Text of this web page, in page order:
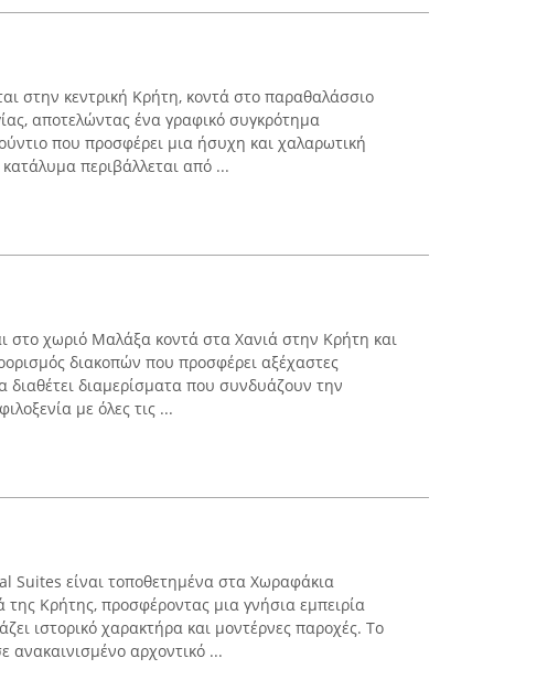
στην κεντρική Κρήτη, κοντά στο παραθαλάσσιο
αποτελώντας ένα γραφικό συγκρότημα
που προσφέρει μια ήσυχη και χαλαρωτική
περιβάλλεται από ...
στο χωριό Μαλάξα κοντά στα Χανιά στην Κρήτη και
διακοπών που προσφέρει αξέχαστες
διαθέτει διαμερίσματα που συνδυάζουν την
με όλες τις ...
Suites είναι τοποθετημένα στα Χωραφάκια
της Κρήτης, προσφέροντας μια γνήσια εμπειρία
ιστορικό χαρακτήρα και μοντέρνες παροχές. Το
ανακαινισμένο αρχοντικό ...